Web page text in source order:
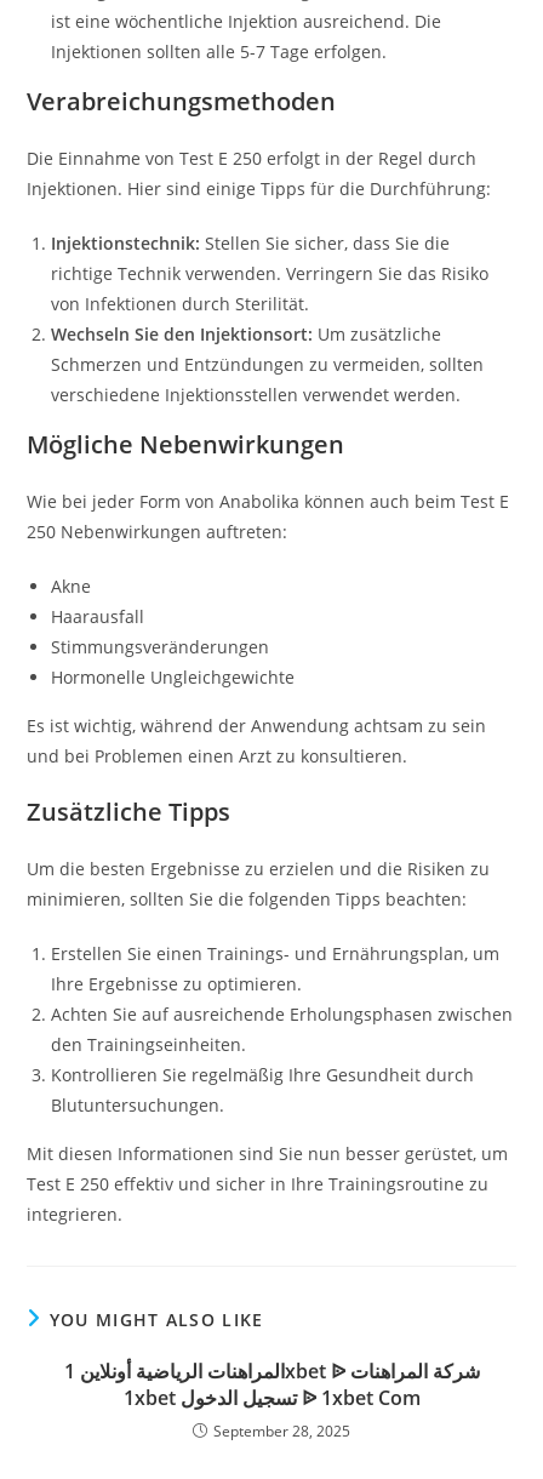
ist eine wöchentliche Injektion ausreichend. Die
Injektionen sollten alle 5-7 Tage erfolgen.
Verabreichungsmethoden
Die Einnahme von Test E 250 erfolgt in der Regel durch
Injektionen. Hier sind einige Tipps für die Durchführung:
Injektionstechnik: Stellen Sie sicher, dass Sie die
richtige Technik verwenden. Verringern Sie das Risiko
von Infektionen durch Sterilität.
Wechseln Sie den Injektionsort: Um zusätzliche
Schmerzen und Entzündungen zu vermeiden, sollten
verschiedene Injektionsstellen verwendet werden.
Mögliche Nebenwirkungen
Wie bei jeder Form von Anabolika können auch beim Test E
250 Nebenwirkungen auftreten:
Akne
Haarausfall
Stimmungsveränderungen
Hormonelle Ungleichgewichte
Es ist wichtig, während der Anwendung achtsam zu sein
und bei Problemen einen Arzt zu konsultieren.
Zusätzliche Tipps
Um die besten Ergebnisse zu erzielen und die Risiken zu
minimieren, sollten Sie die folgenden Tipps beachten:
Erstellen Sie einen Trainings- und Ernährungsplan, um
Ihre Ergebnisse zu optimieren.
Achten Sie auf ausreichende Erholungsphasen zwischen
den Trainingseinheiten.
Kontrollieren Sie regelmäßig Ihre Gesundheit durch
Blutuntersuchungen.
Mit diesen Informationen sind Sie nun besser gerüstet, um
Test E 250 effektiv und sicher in Ihre Trainingsroutine zu
integrieren.
YOU MIGHT ALSO LIKE
المراهنات الرياضية أونلاين 1xbet ᐉ شركة المراهنات
1xbet تسجيل الدخول ᐉ 1xbet Com
September 28, 2025